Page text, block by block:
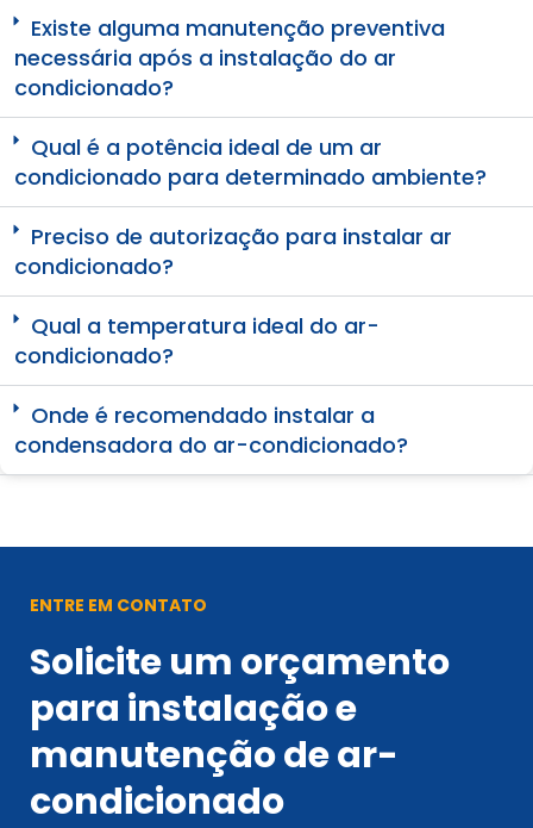
Existe alguma manutenção preventiva
necessária após a instalação do ar
condicionado?
Qual é a potência ideal de um ar
condicionado para determinado ambiente?
Preciso de autorização para instalar ar
condicionado?
Qual a temperatura ideal do ar-
condicionado?
Onde é recomendado instalar a
condensadora do ar-condicionado?
ENTRE EM CONTATO
Solicite um orçamento
para instalação e
manutenção de ar-
condicionado